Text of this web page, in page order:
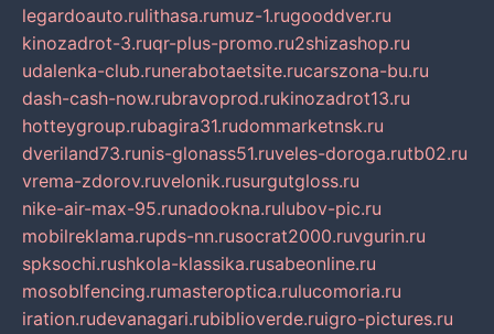
legardoauto.rulithasa.rumuz-1.rugooddver.ru
kinozadrot-3.ruqr-plus-promo.ru2shizashop.ru
udalenka-club.runerabotaetsite.rucarszona-bu.ru
dash-cash-now.rubravoprod.rukinozadrot13.ru
hotteygroup.rubagira31.rudommarketnsk.ru
dveriland73.runis-glonass51.ruveles-doroga.rutb02.ru
vrema-zdorov.ruvelonik.rusurgutgloss.ru
nike-air-max-95.runadookna.rulubov-pic.ru
mobilreklama.rupds-nn.rusocrat2000.ruvgurin.ru
spksochi.rushkola-klassika.rusabeonline.ru
mosoblfencing.rumasteroptica.rulucomoria.ru
iration.rudevanagari.rubiblioverde.ruigro-pictures.ru